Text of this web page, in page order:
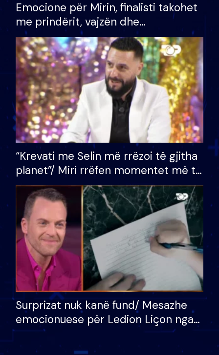
Emocione për Mirin, finalisti takohet
me prindërit, vajzën dhe
bashkëshorten: S’kemi ndonjë letër
divorci apo jo?
“Krevati me Selin më rrëzoi të gjitha
planet”/ Miri rrëfen momentet më të
bukura në shtëpinë e BB VIP: Do më
mungojë zilja e mëngjesit kur…
Surprizat nuk kanë fund/ Mesazhe
emocionuese për Ledion Liçon nga
nëna dhe fëmijët e tij, moderatori
nuk i mban dot lotët: Nuk meritoj…